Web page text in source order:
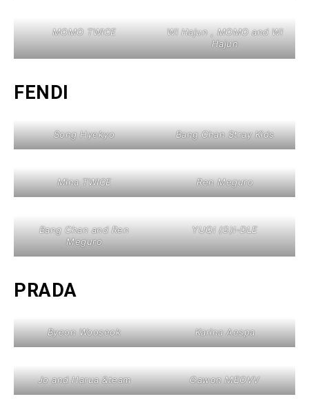
MOMO TWICE
Wi Hajun , MOMO and Wi
Hajun
FENDI
Song Hyekyo Bang Chan Stray Kids
Mina TWICE Ren Meguro
Bang Chan and Ren
Meguro
YUQI (G)I-DLE
PRADA
Byeon Wooseok Karina Aespa
Jo and Harua &team Gawon MEOVV